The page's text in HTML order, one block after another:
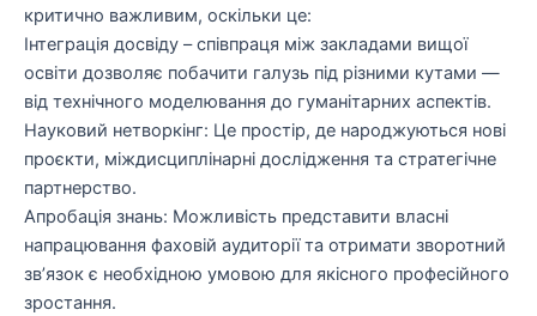
критично важливим, оскільки це:
​Інтеграція досвіду – співпраця між закладами вищої
освіти дозволяє побачити галузь під різними кутами —
від технічного моделювання до гуманітарних аспектів.
​Науковий нетворкінг: Це простір, де народжуються нові
проєкти, міждисциплінарні дослідження та стратегічне
партнерство.
​Апробація знань: Можливість представити власні
напрацювання фаховій аудиторії та отримати зворотний
зв’язок є необхідною умовою для якісного професійного
зростання.